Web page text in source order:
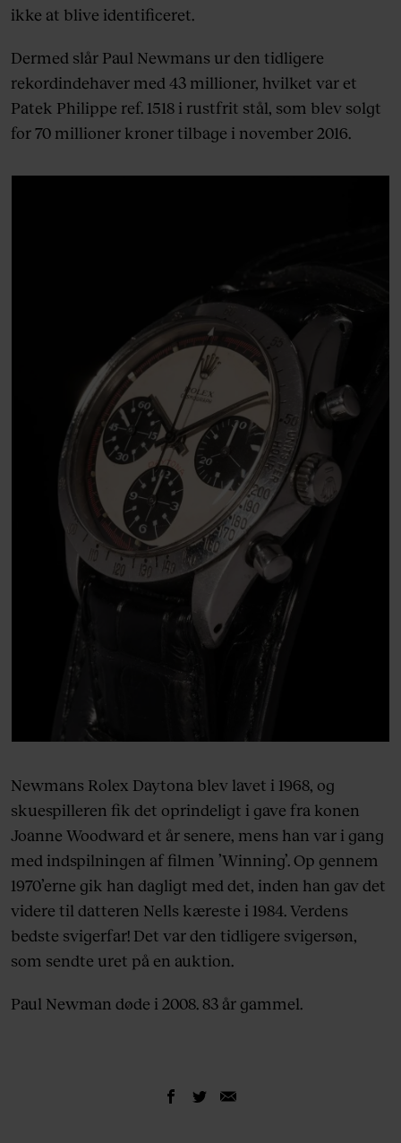
ikke at blive identificeret.
Dermed slår Paul Newmans ur den tidligere
rekordindehaver med 43 millioner, hvilket var et
Patek Philippe ref. 1518 i rustfrit stål, som blev solgt
for 70 millioner kroner tilbage i november 2016.
Newmans Rolex Daytona blev lavet i 1968, og
skuespilleren fik det oprindeligt i gave fra konen
Joanne Woodward et år senere, mens han var i gang
med indspilningen af filmen ’Winning’. Op gennem
1970’erne gik han dagligt med det, inden han gav det
videre til datteren Nells kæreste i 1984. Verdens
bedste svigerfar! Det var den tidligere svigersøn,
som sendte uret på en auktion.
Paul Newman døde i 2008. 83 år gammel.